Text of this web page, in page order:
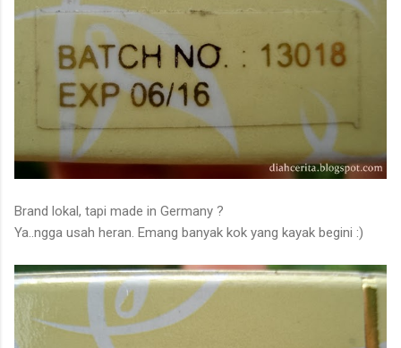
Brand lokal, tapi made in Germany ?
Ya..ngga usah heran. Emang banyak kok yang kayak begini :)